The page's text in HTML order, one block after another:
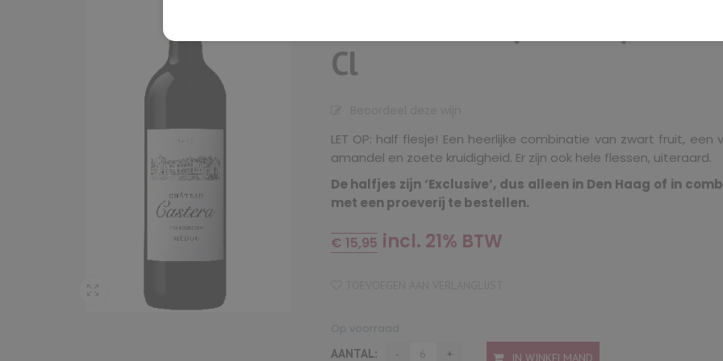
Cl
LET OP: half flesje! Een heerlijke combinatie van zwart fruit, een
amandel en zoete kruidigheid. Er zijn ook hele flessen, uiteraard.
De halfjes zijn ‘Exclusive’, dus alleen in Den Haag of in
met een proeverij te bestellen.
€ 15,95 incl. 21% BTW
Op voorraad
AANTAL:
IN WINKELMAND